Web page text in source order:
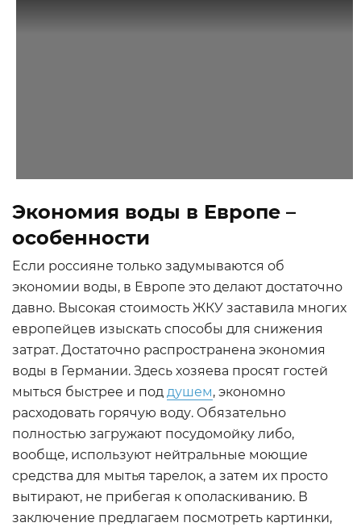
Экономия воды в Европе –
особенности
Если россияне только задумываются об
экономии воды, в Европе это делают достаточно
давно. Высокая стоимость ЖКУ заставила многих
европейцев изыскать способы для снижения
затрат. Достаточно распространена экономия
воды в Германии. Здесь хозяева просят гостей
мыться быстрее и под душем, экономно
расходовать горячую воду. Обязательно
полностью загружают посудомойку либо,
вообще, используют нейтральные моющие
средства для мытья тарелок, а затем их просто
вытирают, не прибегая к ополаскиванию. В
заключение предлагаем посмотреть картинки,